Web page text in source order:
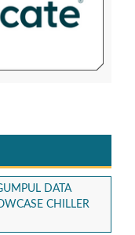
DATA
CHILLER